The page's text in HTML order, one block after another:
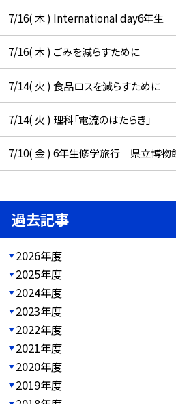
7/16( 木 ) International day6年生
7/16( 木 ) ごみを減らすために
7/14( 火 ) 食品ロスを減らすために
7/14( 火 ) 理科「電流のはたらき」
7/10( 金 ) 6年生修学旅行 県立博物
過去記事
2026年度
2025年度
2024年度
2023年度
2022年度
2021年度
2020年度
2019年度